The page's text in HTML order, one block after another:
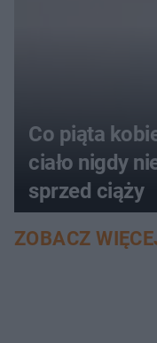
Co piąta
ciało nigdy
sprzed ciąży
ZOBACZ